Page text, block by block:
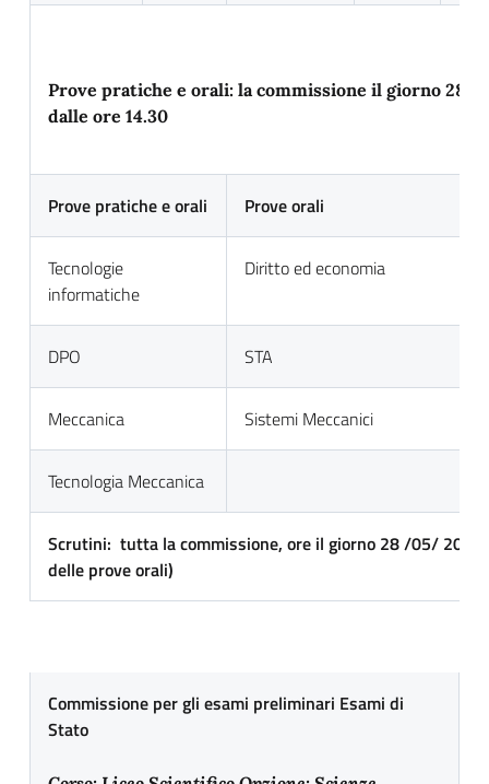
Prove pratiche e orali: la commissione il giorno 28 /
dalle ore 14.30
Prove pratiche e orali Prove orali
Tecnologie
informatiche
Diritto ed economia
DPO STA
Meccanica Sistemi Meccanici
Tecnologia Meccanica
Scrutini: tutta la commissione, ore il giorno 28 /05/
delle prove orali)
Commissione per gli esami preliminari Esami di
Stato